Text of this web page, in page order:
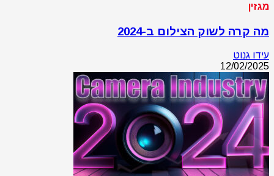
מגזין
מה קרה לשוק הצילום ב-2024
עידו גנוט
12/02/2025